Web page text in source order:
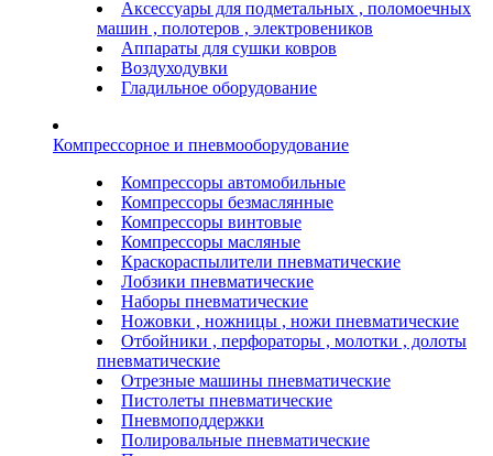
Аксессуары для подметальных , поломоечных
машин , полотеров , электровеников
Аппараты для сушки ковров
Воздуходувки
Гладильное оборудование
Компрессорное и пневмооборудование
Компрессоры автомобильные
Компрессоры безмаслянные
Компрессоры винтовые
Компрессоры масляные
Краскораспылители пневматические
Лобзики пневматические
Наборы пневматические
Ножовки , ножницы , ножи пневматические
Отбойники , перфораторы , молотки , долоты
пневматические
Отрезные машины пневматические
Пистолеты пневматические
Пневмоподдержки
Полировальные пневматические